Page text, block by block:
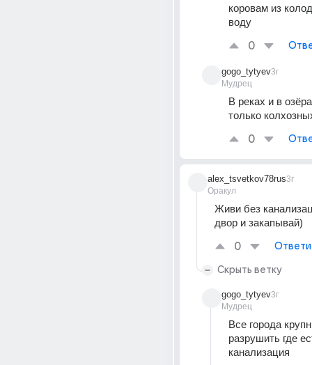
коровам из
воду
0
gogo_tytyev
Мудрец
3г
В реках и в
только
0
alex_tsvetkov78rus
Оракул
3г
Живи без
двор и закапывай)
0
Скрыть ветку
gogo_tytyev
Мудрец
3г
Все города
разрушить где
канализация